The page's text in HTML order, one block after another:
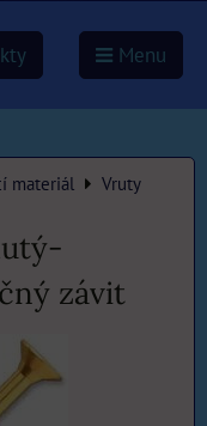
Menu
materiál
Vruty
závit